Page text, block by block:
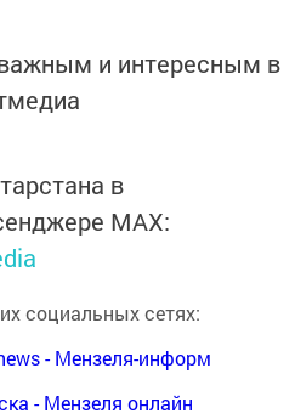
и интересным в
в
MАХ:
социальных сетях:
- Мензеля-информ
- Мензеля онлайн